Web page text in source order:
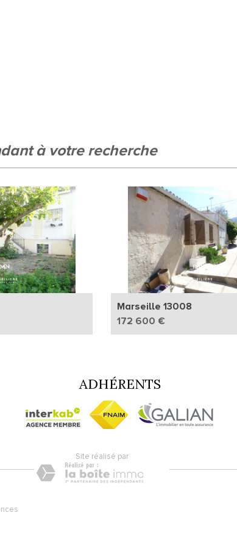
à votre recherche
Marseille 13008
172 600 €
ADHÉRENTS
site réalisé par